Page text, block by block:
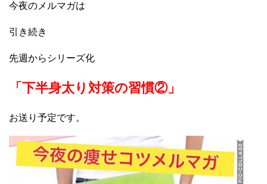
今夜のメルマガは
引き続き
先週からシリーズ化
「下半身太り対策の習慣②」
お送り予定です。